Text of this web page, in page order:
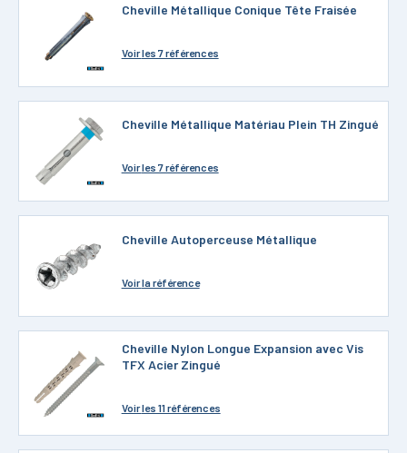
Cheville Métallique Conique Tête Fraisée
Voirles 7 références
Cheville Métallique Matériau Plein TH Zingué
Voirles 7 références
Cheville Autoperceuse Métallique
Voirla référence
Cheville Nylon Longue Expansion avec Vis
TFX Acier Zingué
Voirles 11 références